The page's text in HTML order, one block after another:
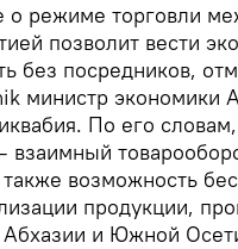
о режиме торговли
позволит вести
без посредников,
министр экономики
По его
взаимный
также возможность
продукции,
Абхазии и Южной